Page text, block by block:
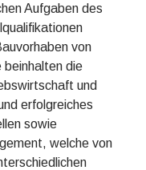
Aufgaben des
von
beinhalten die
und
erfolgreiches
sowie
welche von